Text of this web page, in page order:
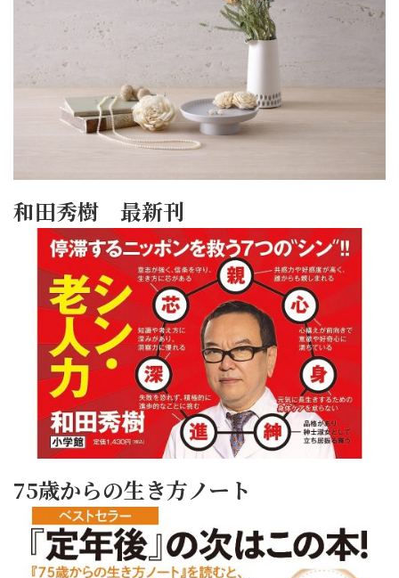
和田秀樹 最新刊
75歳からの生き方ノート